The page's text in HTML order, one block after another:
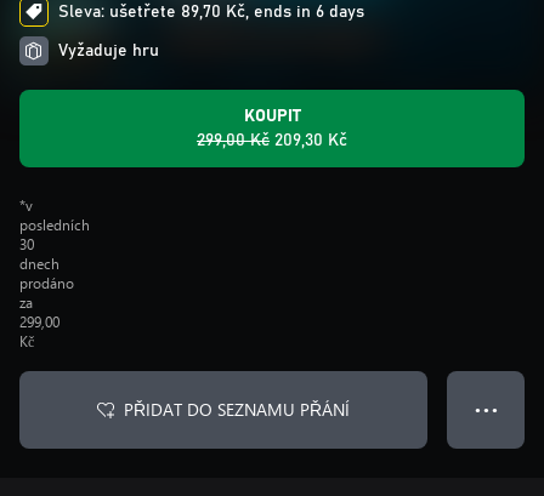
Sleva: ušetřete 89,70 Kč, ends in 6 days
Vyžaduje hru
KOUPIT
299,00 Kč 209,30 Kč
*v
posledních
30
dnech
prodáno
za
299,00
Kč
PŘIDAT DO SEZNAMU PŘÁNÍ ● ● ●